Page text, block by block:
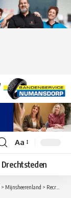
Lettergrootte
aanpassen
Aa
Drechtsteden
> Mijnsheerenland > Recreatieoord Binnenmaas neemt nieuwe airtrampoline in gebruik